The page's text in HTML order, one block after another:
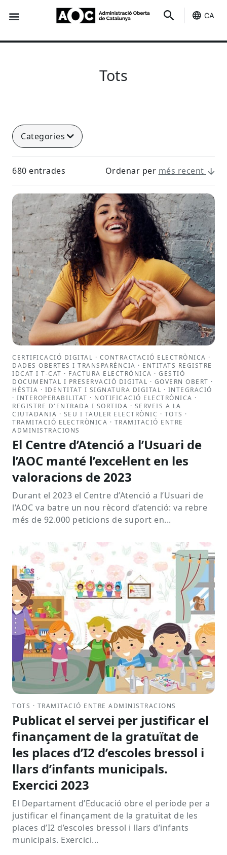
CA
Tots
Categories
680 entrades Ordenar per més recent
CERTIFICACIÓ DIGITAL · CONTRACTACIÓ ELECTRÒNICA ·
DADES OBERTES I TRANSPARÈNCIA · ENTITATS REGISTRE
IDCAT I T-CAT · FACTURA ELECTRÒNICA · GESTIÓ
DOCUMENTAL I PRESERVACIÓ DIGITAL · GOVERN OBERT ·
HÈSTIA · IDENTITAT I SIGNATURA DIGITAL · INTEGRACIÓ
· INTEROPERABILITAT · NOTIFICACIÓ ELECTRÒNICA ·
REGISTRE D'ENTRADA I SORTIDA · SERVEIS A LA
CIUTADANIA · SEU I TAULER ELECTRÒNIC · TOTS ·
TRAMITACIÓ ELECTRÒNICA · TRAMITACIÓ ENTRE
ADMINISTRACIONS
El Centre d’Atenció a l’Usuari de
l’AOC manté l’excel·lent en les
valoracions de 2023
Durant el 2023 el Centre d’Atenció a l’Usuari de
l’AOC va batre un nou rècord d’atenció: va rebre
més de 92.000 peticions de suport en...
TOTS · TRAMITACIÓ ENTRE ADMINISTRACIONS
Publicat el servei per justificar el
finançament de la gratuïtat de
les places d’I2 d’escoles bressol i
llars d’infants municipals.
Exercici 2023
El Departament d’Educació obre el període per a
justificar el finançament de la gratuïtat de les
places d’I2 d’escoles bressol i llars d’infants
municipals. Exercici...